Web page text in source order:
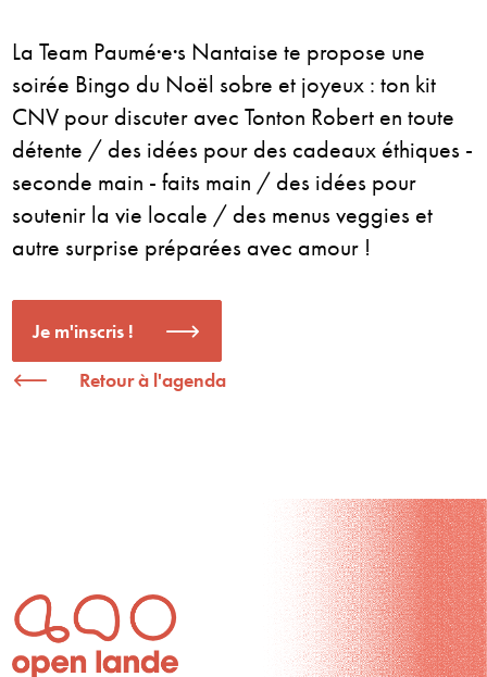
La Team Paumé·e·s Nantaise te propose une
soirée Bingo du Noël sobre et joyeux : ton kit
CNV pour discuter avec Tonton Robert en toute
détente / des idées pour des cadeaux éthiques -
seconde main - faits main / des idées pour
soutenir la vie locale / des menus veggies et
autre surprise préparées avec amour !
Je m'inscris !
Retour à l'agenda